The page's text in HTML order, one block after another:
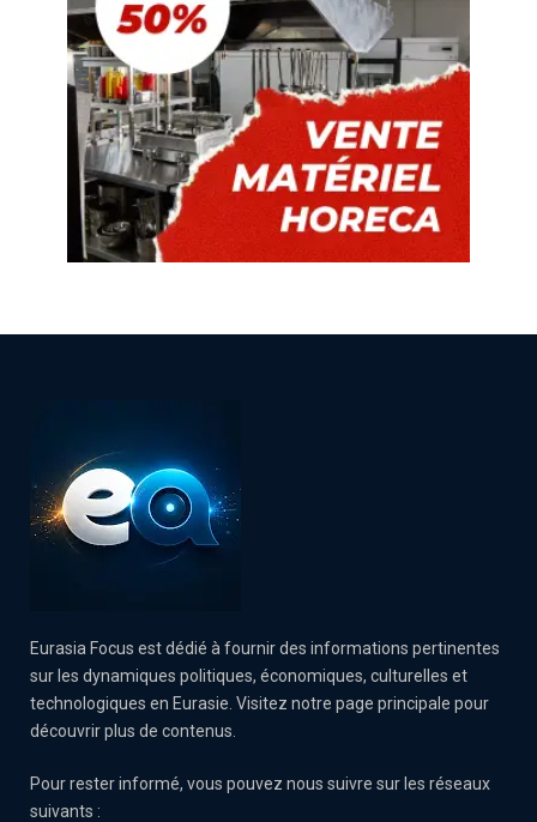
Eurasia Focus est dédié à fournir des informations pertinentes
sur les dynamiques politiques, économiques, culturelles et
technologiques en Eurasie. Visitez notre page principale pour
découvrir plus de contenus.
Pour rester informé, vous pouvez nous suivre sur les réseaux
suivants :